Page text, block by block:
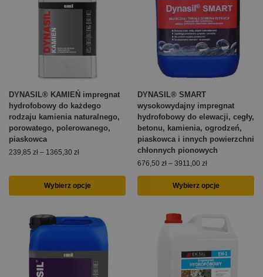
DYNASIL® KAMIEŃ impregnat
hydrofobowy do każdego
rodzaju kamienia naturalnego,
porowatego, polerowanego,
piaskowca
239,85 zł – 1365,30 zł
Wybierz opcje
DYNASIL® SMART
wysokowydajny impregnat
hydrofobowy do elewacji, cegły,
betonu, kamienia, ogrodzeń,
piaskowca i innych powierzchni
chłonnych pionowych
676,50 zł – 3911,00 zł
Wybierz opcje